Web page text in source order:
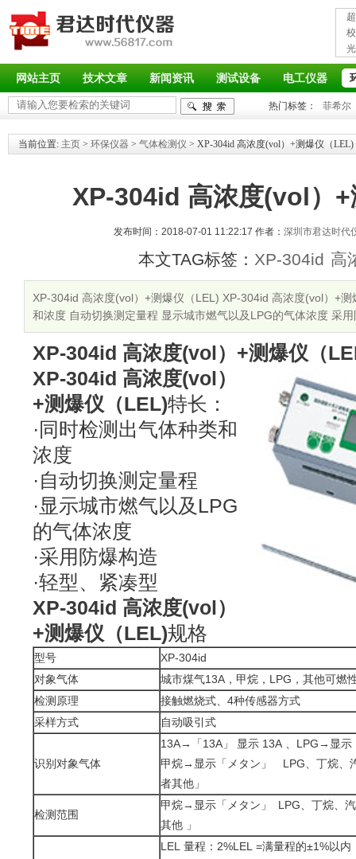
网站主页 技术文章 新闻资讯 测试设备 电工仪器
热门标签： 菲希尔
当前位置: 主页 > 环保仪器 > 气体检测仪 > XP-304id 高浓度(vol）+测爆仪（LEL)
XP-304id 高浓度(vol）
发布时间：2018-07-01 11:22:17 作者： 深圳市君达时代
本文TAG标签： XP-304id 高
XP-304id 高浓度(vol）+测爆仪（LEL) XP-304id 高浓度(vol）+
和浓度 自动切换测定量程 显示城市燃气以及LPG的气体浓度 采
XP-304id 高浓度(vol）+测爆仪（
XP-304id 高浓度(vol）
+测爆仪（LEL)特长：
·同时检测出气体种类和
浓度
·自动切换测定量程
·显示城市燃气以及LPG
的气体浓度
·采用防爆构造
·轻型、紧凑型
XP-304id 高浓度(vol）
+测爆仪（LEL)规格
型号
XP-304id
对象气体
城市煤气13A，甲烷，LPG，其他可燃
检测原理
接触燃烧式、4种传感器方式
采样方式
自动吸引式
识别对象气体
13A→「13A」 显示 13A 、LPG→显示
甲烷→显示「メタン」 LPG、丁烷、
者其他」
检测范围
甲烷→显示「メタン」 LPG、丁烷、
其他 」
LEL 量程：2%LEL =满量程的±1%以内